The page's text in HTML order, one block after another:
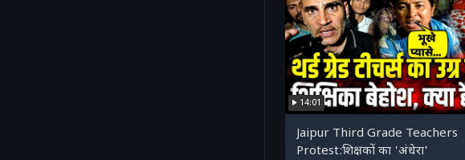
14:01
Jaipur Third Grade Teachers
Protest:शिक्षकों का 'अंधेरा'